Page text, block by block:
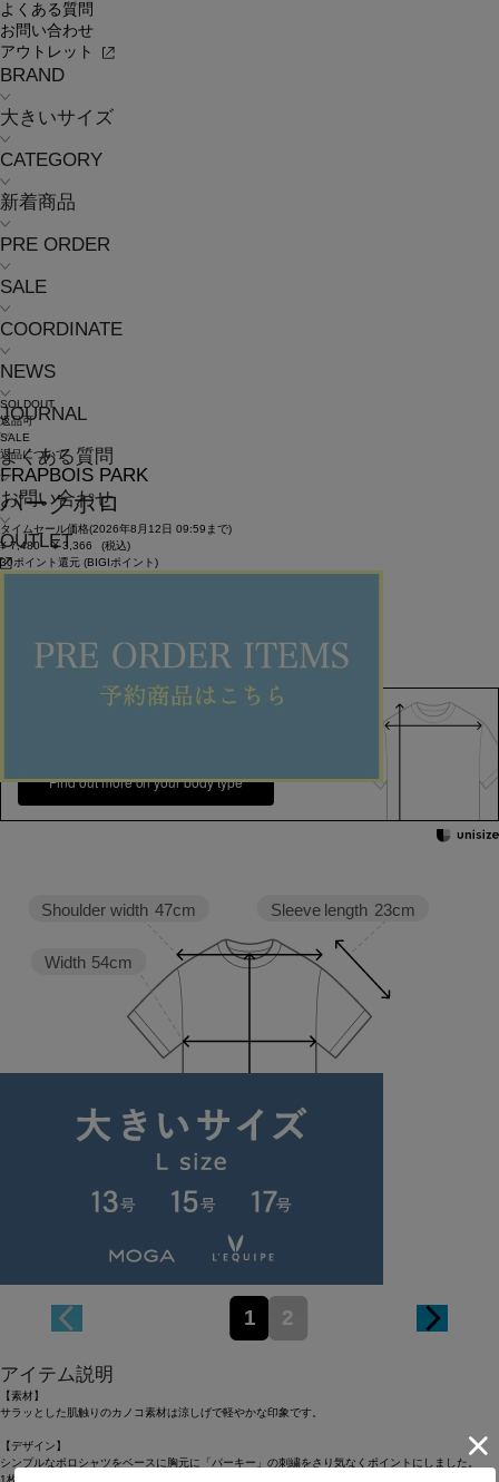
よくある質問
お問い合わせ
アウトレット
BRAND
大きいサイズ
CATEGORY
新着商品
PRE ORDER
SALE
COORDINATE
NEWS
JOURNAL
よくある質問
お問い合わせ
OUTLET
SOLDOUT
返品可
SALE
返品について
FRAPBOIS PARK
パークポロ
タイムセール価格(2026年8月12日 09:59まで)
¥ 7,480 ¥ 3,366
(税込)
30ポイント還元 (BIGIポイント)
158cm 51kgRecommended
Find out more on your body type
Sleeve length 23cm
Length 71cm
Width 54cm
Shoulder width 47cm
1 2
アイテム説明
【素材】
サラッとした肌触りのカノコ素材は涼しげで軽やかな印象です。
【デザイン】
シンプルなポロシャツをベースに胸元に「パーキー」の刺繍をさり気なくポイントにしました。
1枚ではもちろん、大き過ぎないのでインナーとしても活躍できます。